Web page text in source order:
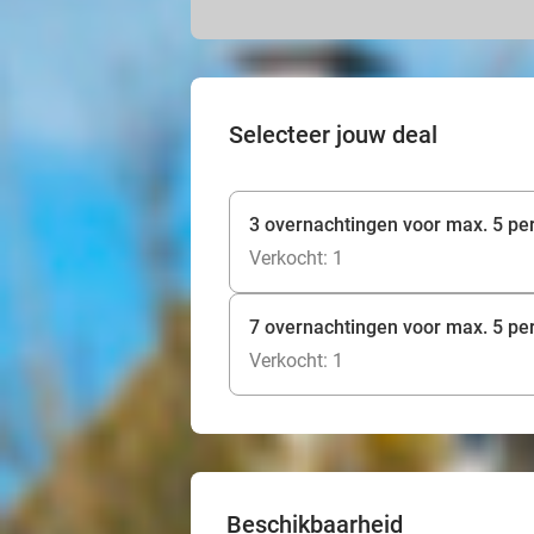
Selecteer jouw deal
3 overnachtingen voor max. 5
Verkocht: 1
7 overnachtingen voor max. 5
Verkocht: 1
Beschikbaarheid